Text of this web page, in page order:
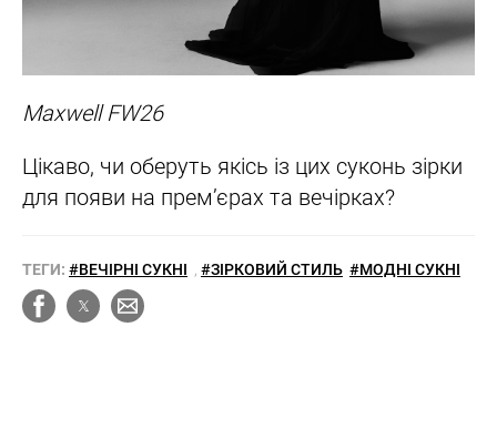
Maxwell FW26
Цікаво, чи оберуть якісь із цих суконь зірки
для появи на прем’єрах та вечірках?
ТЕГИ: #ВЕЧІРНІ СУКНІ #ЗІРКОВИЙ СТИЛЬ #МОДНІ СУКНІ